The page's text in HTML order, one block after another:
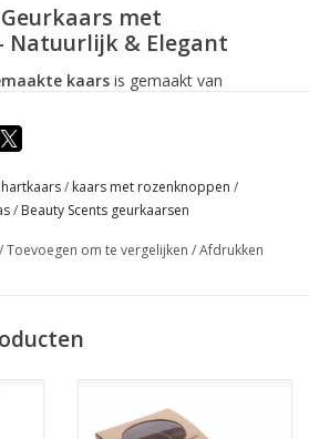
met
Natuurlijk & Elegant
kaars is gemaakt van
stijlvol versierd met echte
Met eenbrandduur van 40 uuris
hartkaars/ kaars met rozenknoppen /
/ Beauty Scents geurkaarsen
/Toevoegen om te vergelijken /Afdrukken